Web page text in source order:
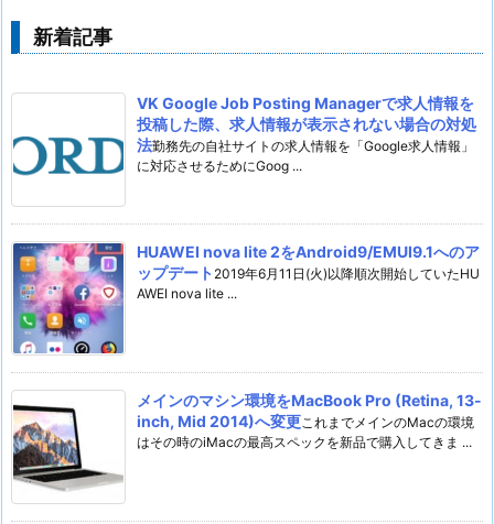
新着記事
VK Google Job Posting Managerで求人情報を
投稿した際、求人情報が表示されない場合の対処
法勤務先の自社サイトの求人情報を「Google求人情報」
に対応させるためにGoog ...
HUAWEI nova lite 2をAndroid9/EMUI9.1へのア
ップデート 2019年6月11日(火)以降順次開始していたHU
AWEI nova lite ...
メインのマシン環境をMacBook Pro (Retina, 13-
inch, Mid 2014)へ変更 これまでメインのMacの環境
はその時のiMacの最高スペックを新品で購入してきま ...